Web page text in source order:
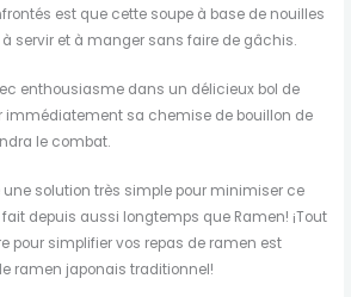
est que cette soupe à base de nouilles
servir et à manger sans faire de gâchis.
enthousiasme dans un délicieux bol de
immédiatement sa chemise de bouillon de
le combat.
une solution très simple pour minimiser ce
fait depuis aussi longtemps que Ramen! ¡Tout
pour simplifier vos repas de ramen est
ramen japonais traditionnel!